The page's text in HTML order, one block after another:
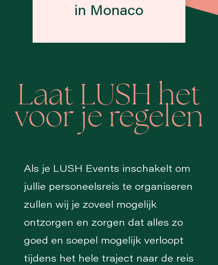
in Monaco
Laat LUSH het
voor je regelen
Als je LUSH Events inschakelt om
jullie personeelsreis te organiseren
zullen wij je zoveel mogelijk
ontzorgen en zorgen dat alles zo
goed en soepel mogelijk verloopt
tijdens het hele traject naar de reis